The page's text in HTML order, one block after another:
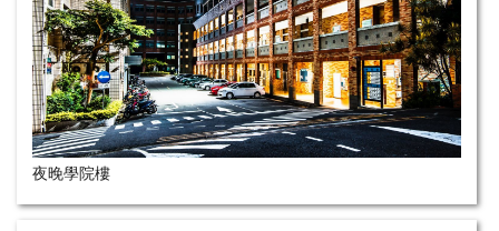
夜晚學院樓